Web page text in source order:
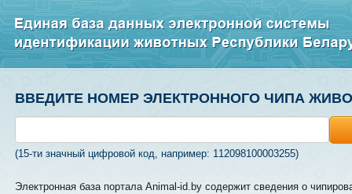
ВВЕДИТЕ НОМЕР ЭЛЕКТРОННОГО ЧИПА
(15-ти значный цифровой код, например: 112098100003255)
Электронная база портала Animal-id.by содержит сведения о